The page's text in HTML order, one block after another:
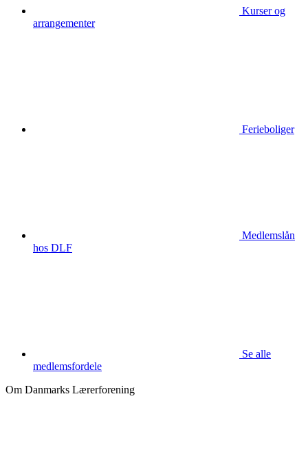
Kurser og
arrangementer
Ferieboliger
Medlemslån
hos DLF
Se alle
medlemsfordele
Om Danmarks Lærerforening